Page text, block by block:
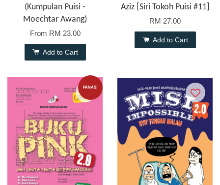
(Kumpulan Puisi -
Moechtar Awang)
From RM 23.00
Add to Cart
Aziz [Siri Tokoh Puisi #11]
RM 27.00
Add to Cart
PANAS!